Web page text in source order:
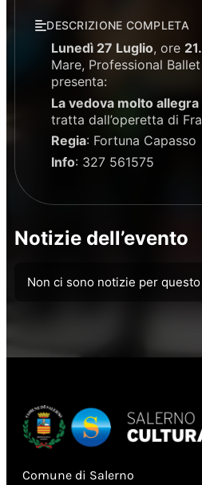
DESCRIZIONE COMPLETA
Lunedì 27 Luglio, ore
Mare, Professional
presenta:
La vedova molto allegra
tratta dall’operetta di
Regia: Fortuna Capasso
Info: 327 561575
Notizie dell’evento
Non ci sono notizie per
Comune di Salerno